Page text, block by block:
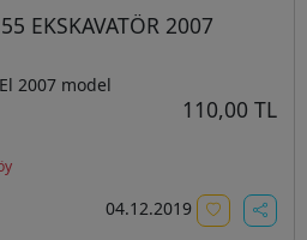
EKSKAVATÖR 2007
2007 model
110,00 TL
04.12.2019